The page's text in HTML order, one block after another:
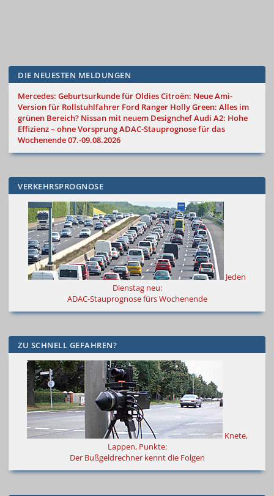
DIE NEUESTEN MELDUNGEN
Mercedes: Geburtsurkunde für OldiesCitroën: Neue Ami-
Version für Rollstuhlfahrer Ford Ranger Holly Green: Alles im
grünen Bereich? Nissan mit neuem DesignchefAudi A2: Hohe
Effizienz – ohne VorsprungADAC-Stauprognose für das
Wochenende 07.-09.08.2026
VERKEHRSPROGNOSE
Jeden
Dienstag neu:
ADAC-Stauprognose fürs Wochenende
ZU SCHNELL GEFAHREN?
Knete,
Lappen, Punkte:
Der Bußgeldrechner kennt die Folgen